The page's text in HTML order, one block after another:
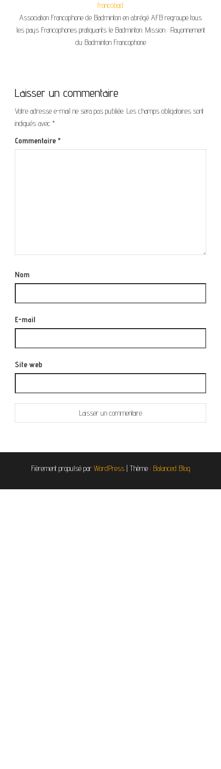
francobad
Association Francophone de Badminton en abrégé AFB regroupe tous
les pays Francophones pratiquants le Badminton. Mission : Rayonnement
du Badminton Francophone
Laisser un commentaire
Votre adresse e-mail ne sera pas publiée. Les champs obligatoires sont
indiqués avec *
Commentaire *
Nom
E-mail
Site web
Fièrement propulsé par WordPress | Thème : Balanced Blog